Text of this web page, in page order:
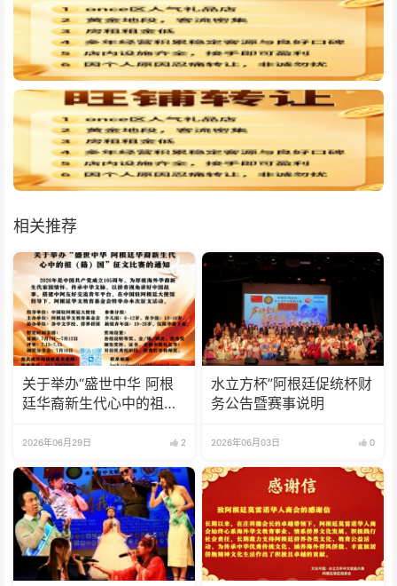
相关推荐
关于举办“盛世中华 阿根
廷华裔新生代心中的祖
2026年06月29日 2
水立方杯”阿根廷促统杯财
务公告暨赛事说明
2026年06月03日 0